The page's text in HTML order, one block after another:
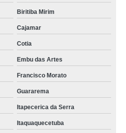
Biritiba Mirim
Cajamar
Cotia
Embu das Artes
Francisco Morato
Guararema
Itapecerica da Serra
Itaquaquecetuba